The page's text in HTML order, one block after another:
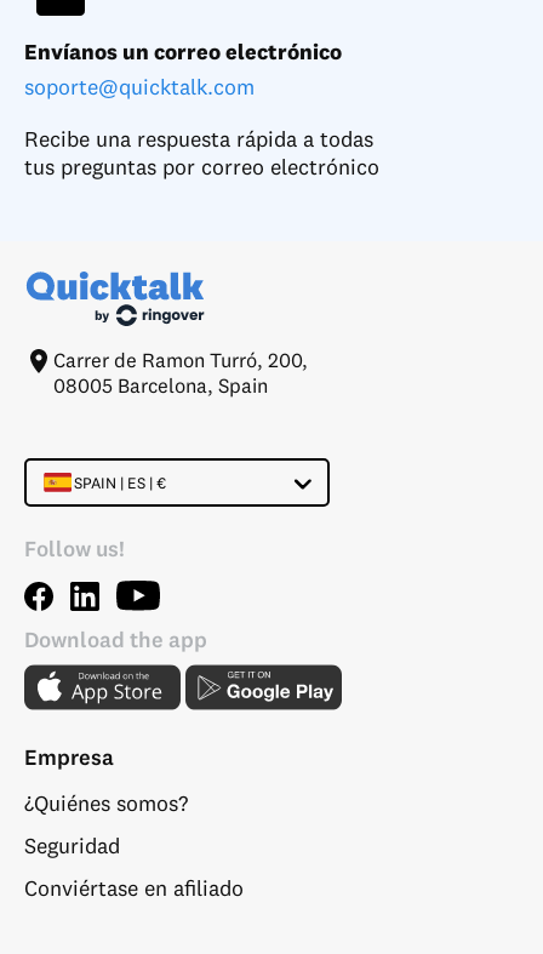
Envíanos un correo electrónico
soporte@quicktalk.com
Recibe una respuesta rápida a todas
tus preguntas por correo electrónico
Carrer de Ramon Turró, 200,
08005 Barcelona, Spain
SPAIN | ES | €
Follow us!
Download the app
Empresa
¿Quiénes somos?
Seguridad
Conviértase en afiliado